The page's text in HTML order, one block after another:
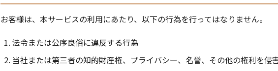
お客様は、本サービスの利用にあたり、以下の行為を行ってはなりません。
法令または公序良俗に違反する行為
当社または第三者の知的財産権、プライバシー、名誉、その他の権利を侵